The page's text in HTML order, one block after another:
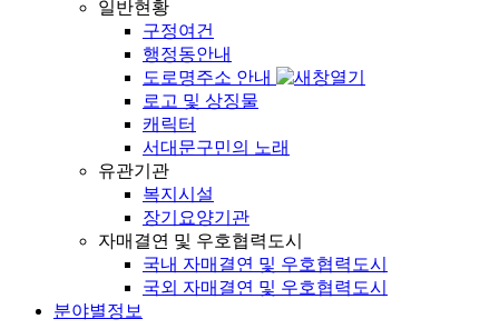
일반현황
구정여건
행정동안내
도로명주소 안내
로고 및 상징물
캐릭터
서대문구민의 노래
유관기관
복지시설
장기요양기관
자매결연 및 우호협력도시
국내 자매결연 및 우호협력도시
국외 자매결연 및 우호협력도시
분야별정보